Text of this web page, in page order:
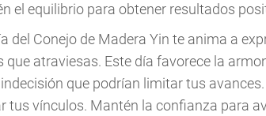
el equilibrio para obtener resultados
del Conejo de Madera Yin te anima a
que atraviesas. Este día favorece la
que podrían limitar tus
tus vínculos. Mantén la confianza para